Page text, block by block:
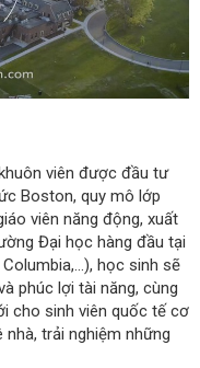
viên được đầu tư
Boston, quy mô lớp
viên năng động, xuất
Đại học hàng đầu tại
học sinh sẽ
phúc lợi tài năng, cùng
cho sinh viên quốc tế cơ
trải nghiệm những